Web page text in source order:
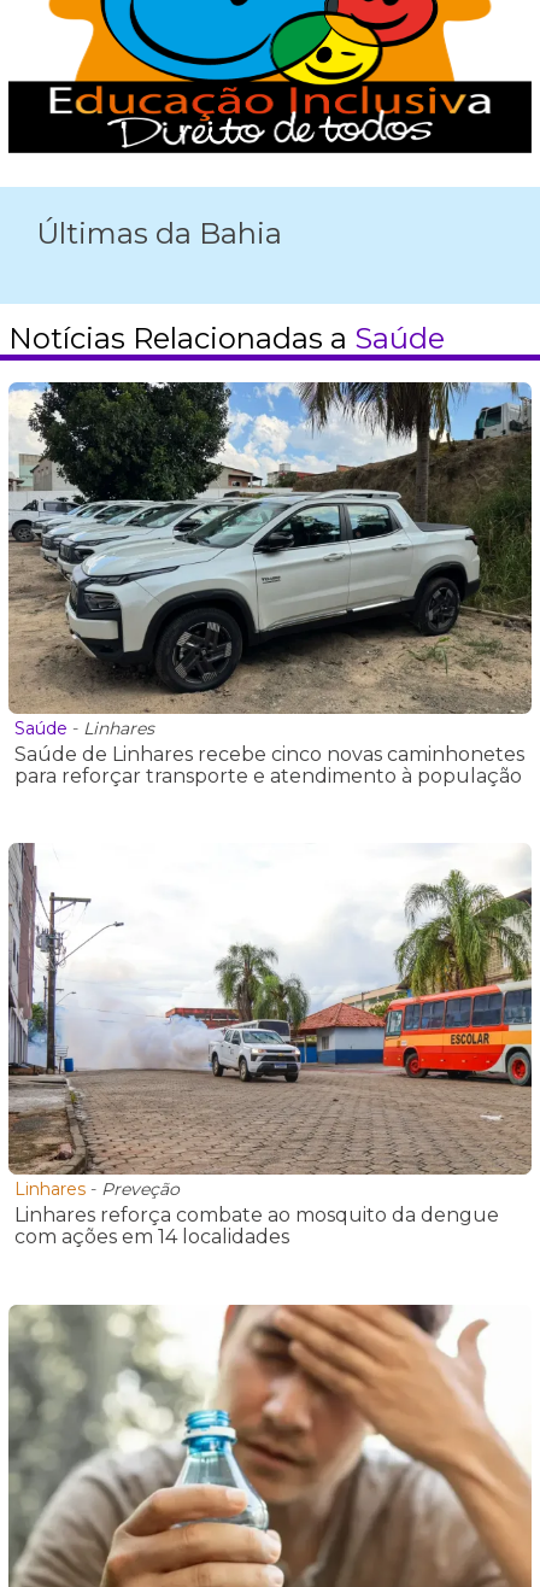
Últimas da Bahia
Notícias Relacionadas a Saúde
Saúde - Linhares
Saúde de Linhares recebe cinco novas caminhonetes
para reforçar transporte e atendimento à população
Linhares - Preveção
Linhares reforça combate ao mosquito da dengue
com ações em 14 localidades